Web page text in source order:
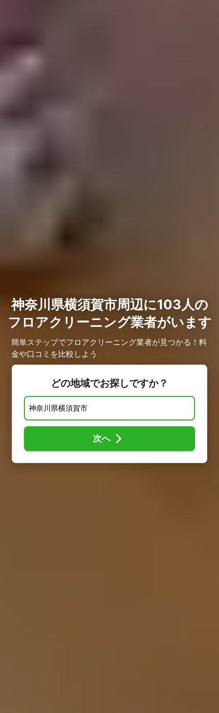
神奈川県横須賀市周辺に103人の
フロアクリーニング業者がいます
簡単ステップでフロアクリーニング業者が見つかる！料
金や口コミを比較しよう
どの地域でお探しですか？
次へ